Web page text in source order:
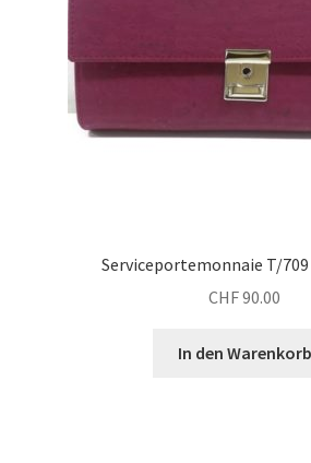
Serviceportemonnaie T/
CHF90.00
In den Warenkorb